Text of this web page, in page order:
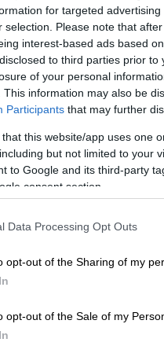
for targeted
selection. Please note that
interest-based ads based
to third parties prior
of your personal
This information may also be
Participants that may further
that this website/app uses one
but not limited to your
to Google and its third-party
consent section.
Data Processing Opt Outs
opt-out of the Sharing of my
opt-out of the Sale of my
να